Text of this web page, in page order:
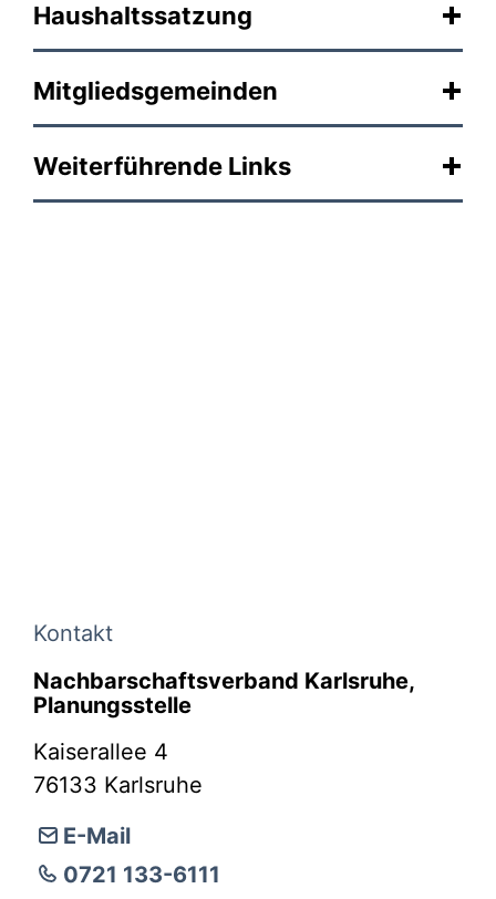
Haushaltssatzung
Mitgliedsgemeinden
Weiterführende Links
Kontakt
Nachbarschaftsverband Karlsruhe,
Planungsstelle
Kaiserallee 4
76133 Karlsruhe
E-Mail
0721 133-6111